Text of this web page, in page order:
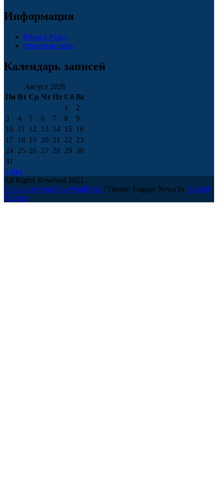
Информация
Privacy Policy
Обратная связь
Календарь записей
Август 2026
Пн Вт Ср Чт Пт Сб Вс
1
2
3
4 5 6 7 8
9
10 11 12 13 14 15 16
17 18 19 20 21 22 23
24 25 26 27 28 29 30
31
« Окт
All Rights Reserved 2021.
Proudly powered by WordPress | Theme: Engage News by Candid
Themes.